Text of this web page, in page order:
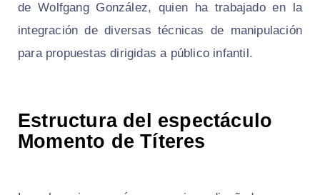
de Wolfgang González, quien ha trabajado en la
integración de diversas técnicas de manipulación
para propuestas dirigidas a público infantil.
Estructura del espectáculo
Momento de Títeres